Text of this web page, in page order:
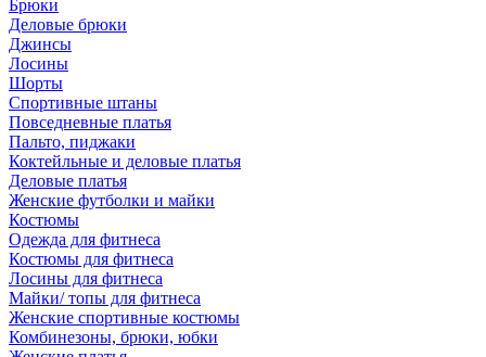
Брюки
Деловые брюки
Джинсы
Лосины
Шорты
Спортивные штаны
Повседневные платья
Пальто, пиджаки
Коктейльные и деловые платья
Деловые платья
Женские футболки и майки
Костюмы
Одежда для фитнеса
Костюмы для фитнеса
Лосины для фитнеса
Майки/ топы для фитнеса
Женские спортивные костюмы
Комбинезоны, брюки, юбки